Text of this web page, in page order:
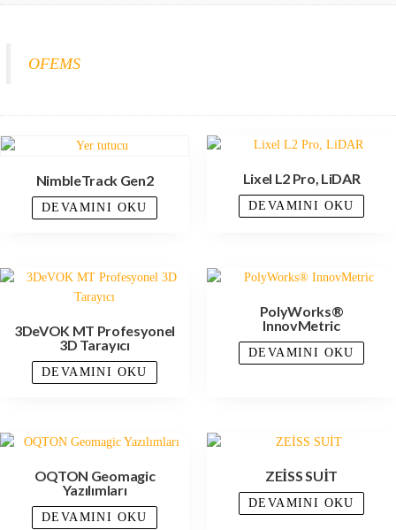
OFEMS
NimbleTrack Gen2
DEVAMINI OKU
Lixel L2 Pro, LiDAR
DEVAMINI OKU
3DeVOK MT Profesyonel
3D Tarayıcı
DEVAMINI OKU
PolyWorks®
InnovMetric
DEVAMINI OKU
OQTON Geomagic
Yazılımları
DEVAMINI OKU
ZEİSS SUİT
DEVAMINI OKU